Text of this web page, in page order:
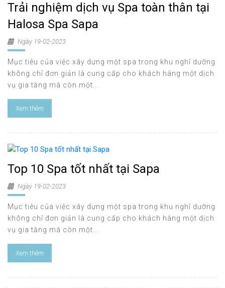
Trải nghiệm dịch vụ Spa toàn thân tại
Halosa Spa Sapa
Ngày 19-02-2023
Mục tiêu của việc xây dựng một spa trong khu nghỉ dưỡng
không chỉ đơn giản là cung cấp cho khách hàng một dịch
vụ gia tăng mà còn một...
Xem thêm
Top 10 Spa tốt nhất tại Sapa
Ngày 19-02-2023
Mục tiêu của việc xây dựng một spa trong khu nghỉ dưỡng
không chỉ đơn giản là cung cấp cho khách hàng một dịch
vụ gia tăng mà còn một...
Xem thêm